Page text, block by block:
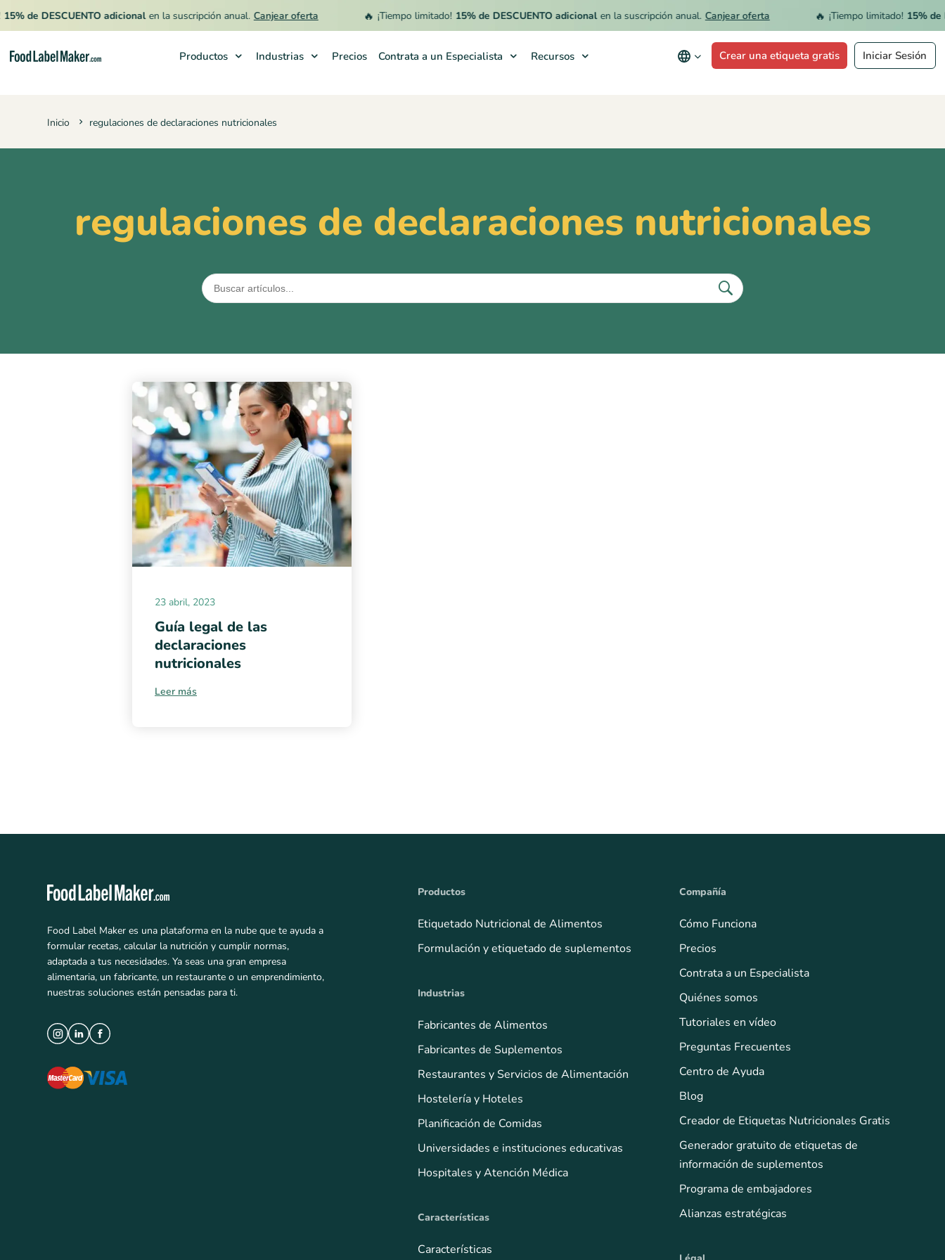
de DESCUENTO adicional en la suscripción anual. Canjear oferta ¡Tiempo limitado! 15% de DESCUENTO adicional en la suscripción anual. Canjear oferta ¡Tiempo limitado! 15% de
Productos Industrias Precios Contrata a un Especialista Recursos Crear una etiqueta gratis Iniciar Sesión
Inicio regulaciones de declaraciones nutricionales
regulaciones de declaraciones nutricionales
23 abril, 2023
Guía legal de las
declaraciones
nutricionales
Leer más
Food Label Maker es una plataforma en la nube que te ayuda a
formular recetas, calcular la nutrición y cumplir normas,
adaptada a tus necesidades. Ya seas una gran empresa
alimentaria, un fabricante, un restaurante o un emprendimiento,
nuestras soluciones están pensadas para ti.
Productos
Etiquetado Nutricional de Alimentos
Formulación y etiquetado de suplementos
Industrias
Fabricantes de Alimentos
Fabricantes de Suplementos
Restaurantes y Servicios de Alimentación
Hostelería y Hoteles
Planificación de Comidas
Universidades e instituciones educativas
Hospitales y Atención Médica
Características
Características
Compañía
Cómo Funciona
Precios
Contrata a un Especialista
Quiénes somos
Tutoriales en vídeo
Preguntas Frecuentes
Centro de Ayuda
Blog
Creador de Etiquetas Nutricionales Gratis
Generador gratuito de etiquetas de
información de suplementos
Programa de embajadores
Alianzas estratégicas
Industrias